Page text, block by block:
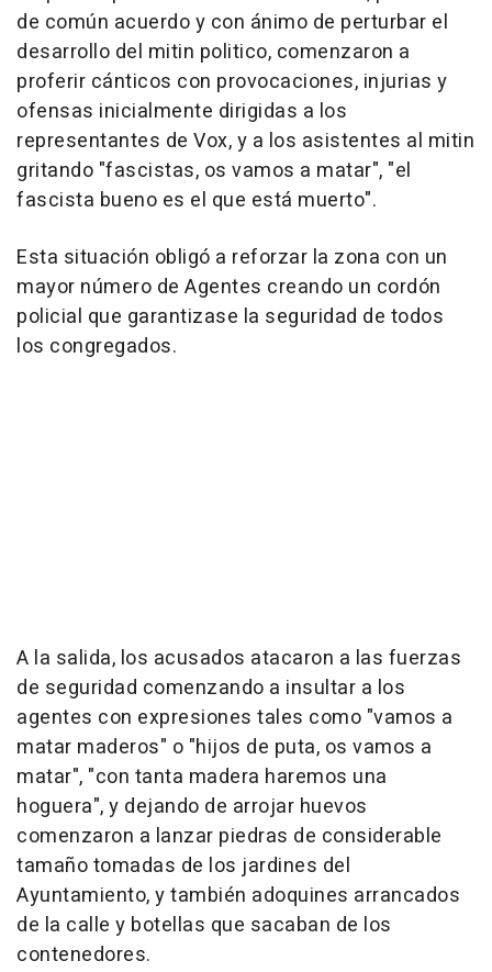
de común acuerdo y con ánimo de perturbar el
desarrollo del mitin politico, comenzaron a
proferir cánticos con provocaciones, injurias y
ofensas inicialmente dirigidas a los
representantes de Vox, y a los asistentes al mitin
gritando "fascistas, os vamos a matar", "el
fascista bueno es el que está muerto".
Esta situación obligó a reforzar la zona con un
mayor número de Agentes creando un cordón
policial que garantizase la seguridad de todos
los congregados.
A la salida, los acusados atacaron a las fuerzas
de seguridad comenzando a insultar a los
agentes con expresiones tales como "vamos a
matar maderos" o "hijos de puta, os vamos a
matar", "con tanta madera haremos una
hoguera", y dejando de arrojar huevos
comenzaron a lanzar piedras de considerable
tamaño tomadas de los jardines del
Ayuntamiento, y también adoquines arrancados
de la calle y botellas que sacaban de los
contenedores.